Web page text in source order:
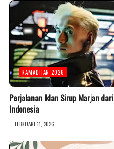
RAMADHAN 2026
Perjalanan Iklan Sirup Marjan
Indonesia
FEBRUARI 11, 2026